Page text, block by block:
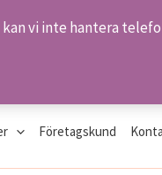
kan vi inte hantera
Företagskund